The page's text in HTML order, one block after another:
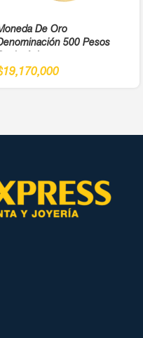
De Oro
500 Pesos
Año 1971 Cali
19,170,000